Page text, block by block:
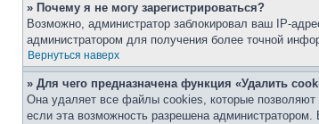
» Почему я не могу зарегистрироваться?
Возможно, администратор заблокировал ваш IP-
администратором для получения более точной
Вернуться наверх
» Для чего предназначена функция «Удалить
Она удаляет все файлы cookies, которые позволяют
если эта возможность разрешена